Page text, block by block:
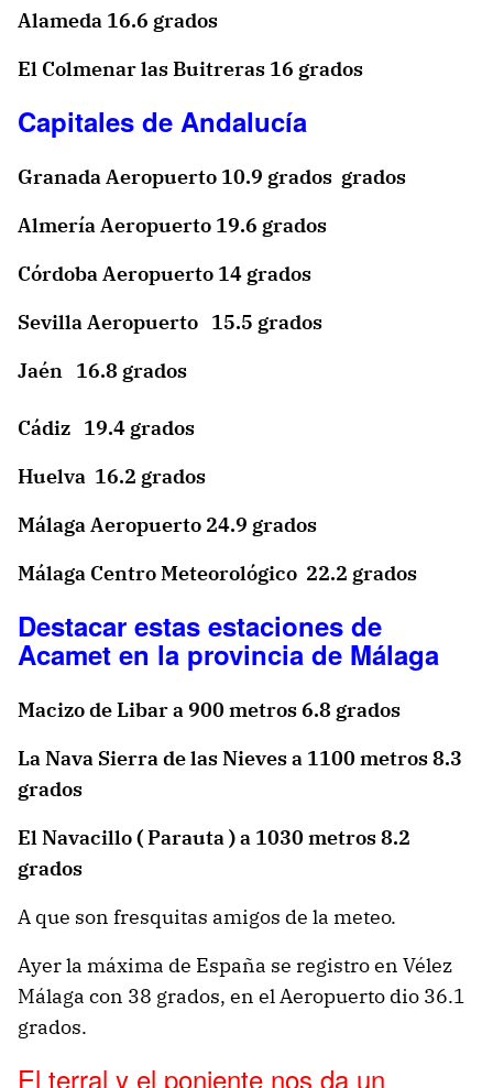
Alameda 16.6 grados
El Colmenar las Buitreras 16 grados
Capitales de Andalucía
Granada Aeropuerto 10.9 grados grados
Almería Aeropuerto 19.6 grados
Córdoba Aeropuerto 14 grados
Sevilla Aeropuerto 15.5 grados
Jaén 16.8 grados
Cádiz 19.4 grados
Huelva 16.2 grados
Málaga Aeropuerto 24.9 grados
Málaga Centro Meteorológico 22.2 grados
Destacar estas estaciones de
Acamet en la provincia de Málaga
Macizo de Libar a 900 metros 6.8 grados
La Nava Sierra de las Nieves a 1100 metros 8.3
grados
El Navacillo ( Parauta ) a 1030 metros 8.2
grados
A que son fresquitas amigos de la meteo.
Ayer la máxima de España se registro en Vélez
Málaga con 38 grados, en el Aeropuerto dio 36.1
grados.
El terral y el poniente nos da un